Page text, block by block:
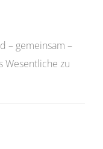
– gemeinsam –
Wesentliche zu